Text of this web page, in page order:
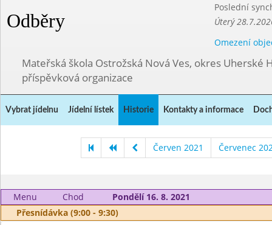
Odběry
Poslední
Úterý
Omezení
Mateřská škola Ostrožská Nová Ves, okres Uherské
příspěvková organizace
Vybrat jídelnu Jídelní lístek Historie Kontakty a informace
Červen 2021 Červenec
Menu Chod
Pondělí 16. 8. 2021
Přesnídávka (9:00 - 9:30)